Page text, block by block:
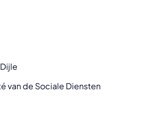
van de Sociale Diensten